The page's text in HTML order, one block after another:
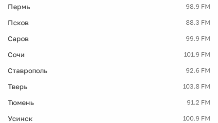
Пермь 98.9 FM
Псков 88.3 FM
Саров 99.9 FM
Сочи 101.9 FM
Ставрополь 92.6 FM
Тверь 103.8 FM
Тюмень 91.2 FM
Усинск 100.9 FM